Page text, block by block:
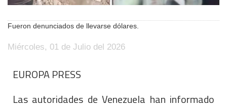
Fueron denunciados de llevarse dólares.
Miércoles, 01 de Julio del 2026
EUROPA PRESS
Las autoridades de Venezuela han informado